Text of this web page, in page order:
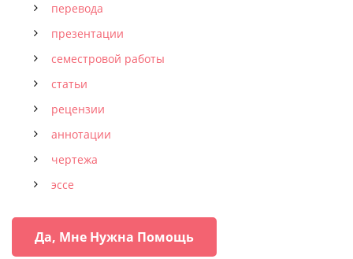
перевода
презентации
семестровой работы
статьи
рецензии
аннотации
чертежа
эссе
Да, Мне Нужна Помощь